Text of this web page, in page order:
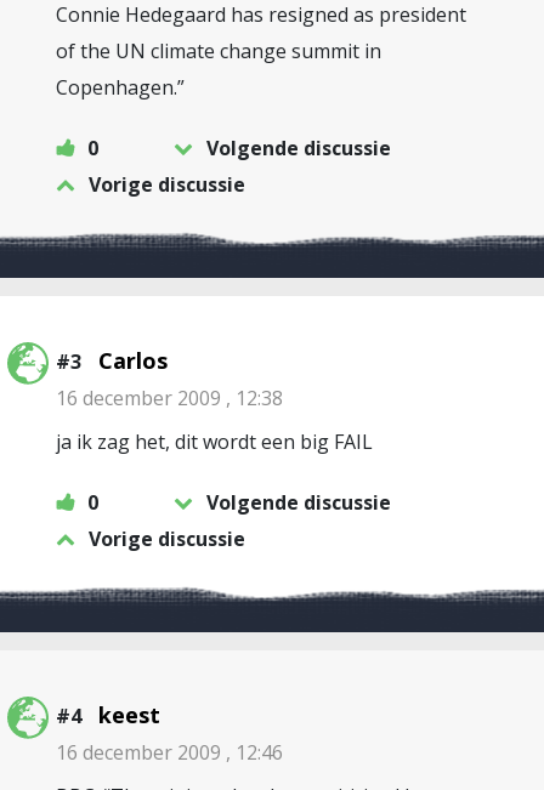
Connie Hedegaard has resigned as president
of the UN climate change summit in
Copenhagen.”
0
Volgende discussie
Vorige discussie
#3 Carlos
16 december 2009 , 12:38
ja ik zag het, dit wordt een big FAIL
0
Volgende discussie
Vorige discussie
#4 keest
16 december 2009 , 12:46